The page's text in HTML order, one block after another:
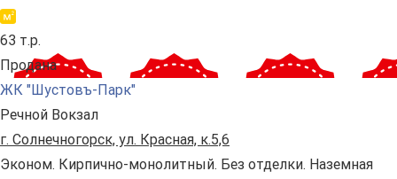
63 т.р.
Продана
ЖК "Шустовъ-Парк"
Речной Вокзал
г. Солнечногорск, ул. Красная, к.5,6
Эконом. Кирпично-монолитный. Без отделки. Наземная